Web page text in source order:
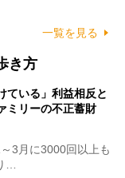
一覧を見る
き方
ている」利益相反と
ミリーの不正蓄財
3月に3000回以上も
…